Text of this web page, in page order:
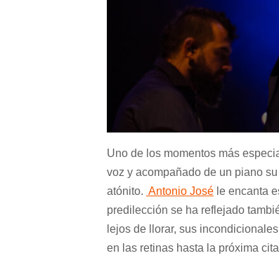
Uno de los momentos más
voz y acompañado de un piano su
atónito. Antonio Joséle encanta
predilección se ha reflejado
lejos de llorar, sus
en las retinas hasta la próxima